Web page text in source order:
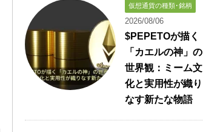
仮想通貨の種類･銘柄
2026/08/06
$PEPETOが描く
「カエルの神」の
世界観：ミーム文
化と実用性が織り
なす新たな物語